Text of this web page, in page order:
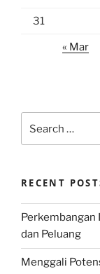
31
« Mar
for:
RECENT
Perkembangan
dan Peluang
Menggali